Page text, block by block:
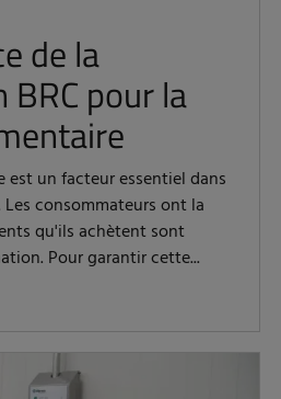
de la
pour la
est un facteur essentiel dans
consommateurs ont la
qu'ils achètent sont
Pour garantir cette...